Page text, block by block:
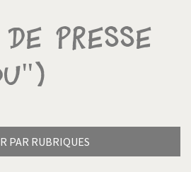
de presse
PAR RUBRIQUES